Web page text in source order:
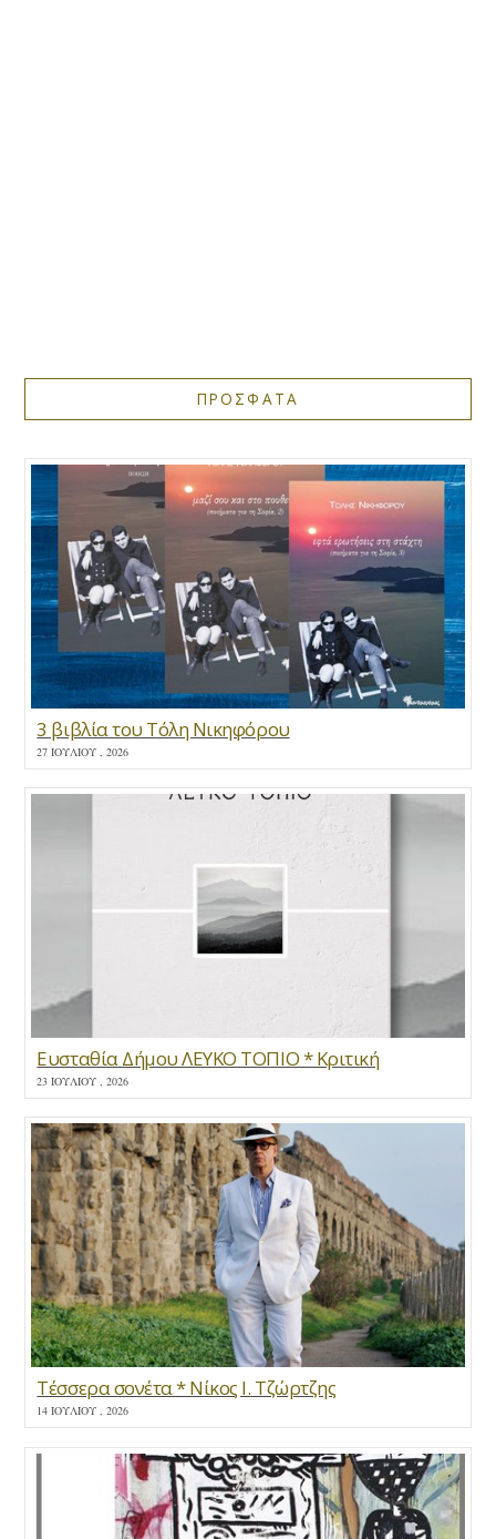
ΠΡΟΣΦΑΤΑ
3 βιβλία του Τόλη Νικηφόρου
27 ΙΟΥΛΊΟΥ , 2026
Ευσταθία Δήμου ΛΕΥΚΟ ΤΟΠΙΟ * Κριτική
23 ΙΟΥΛΊΟΥ , 2026
Τέσσερα σονέτα * Νίκος Ι. Τζώρτζης
14 ΙΟΥΛΊΟΥ , 2026